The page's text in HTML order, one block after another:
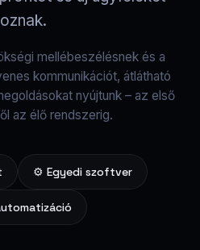
mellébeszélésnek és a
kommunikációt, átlátható
nyújtunk – az első
az élő rendszerig.
⚙️ Egyedi szoftver